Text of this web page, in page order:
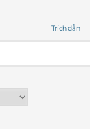
Trích dẫn